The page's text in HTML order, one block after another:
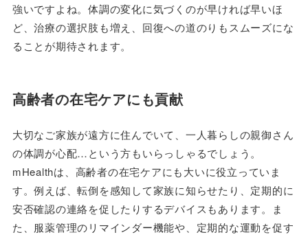
強いですよね。体調の変化に気づくのが早ければ早いほ
ど、治療の選択肢も増え、回復への道のりもスムーズにな
ることが期待されます。
高齢者の在宅ケアにも貢献
大切なご家族が遠方に住んでいて、一人暮らしの親御さん
の体調が心配…という方もいらっしゃるでしょう。
mHealthは、高齢者の在宅ケアにも大いに役立っていま
す。例えば、転倒を感知して家族に知らせたり、定期的に
安否確認の連絡を促したりするデバイスもあります。ま
た、服薬管理のリマインダー機能や、定期的な運動を促す